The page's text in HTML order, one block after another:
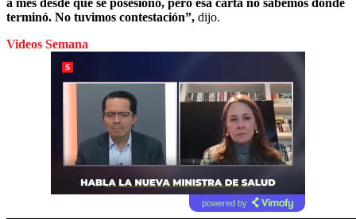
terminó. No tuvimos contestación”, dijo.
Videos Semana
powered by